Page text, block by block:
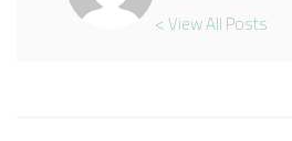
View All Posts >